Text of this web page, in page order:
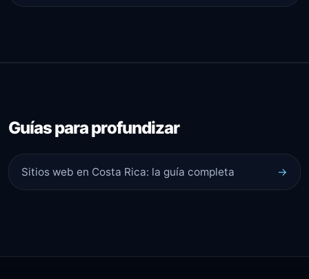
Guías para profundizar
Sitios web en Costa Rica: la guía completa →